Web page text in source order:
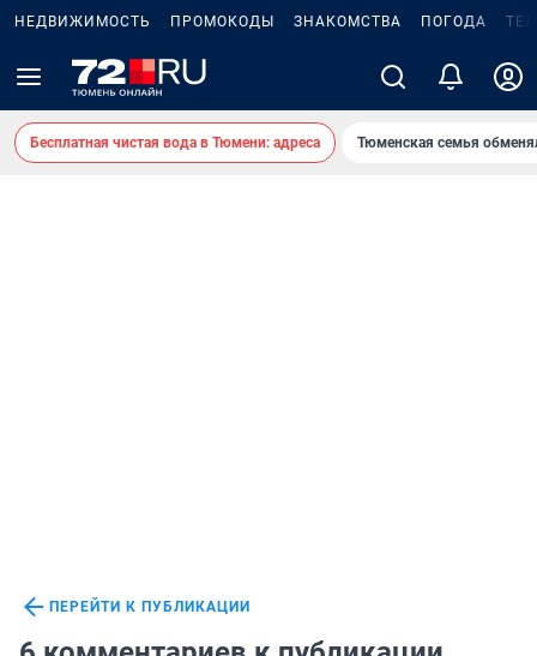
НЕДВИЖИМОСТЬ ПРОМОКОДЫ ЗНАКОМСТВА ПОГОДА
Бесплатная чистая вода в Тюмени: адреса Тюменская семья
ПЕРЕЙТИ К ПУБЛИКАЦИИ